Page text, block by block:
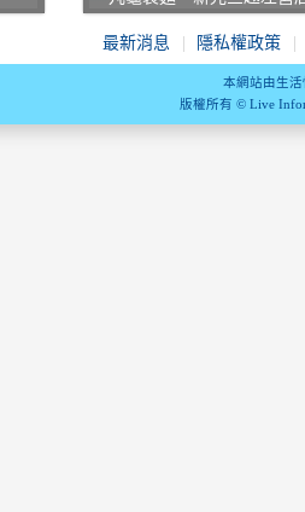
最新消息 隱私權政策
本網站由生
版權所有 © Live